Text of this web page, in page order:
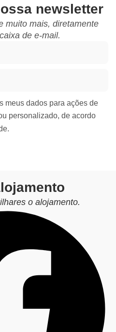
newsletter
muito mais, diretamente
de e-mail.
meus dados para ações de
personalizado, de acordo
o alojamento.